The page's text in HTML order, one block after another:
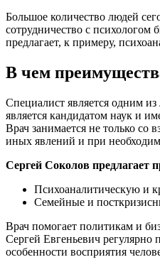
Большое количество людей
сотрудничество с психологом
предлагает, к примеру,
В чем
Специалист является одним
является кандидатом наук и
Врач занимается не только со
иных явлений и при
Сергей Соколов предлагает
Психоаналитическую и
Семейные и
Врач помогает политикам и
Сергей Евгеньевич регулярно
особенности восприятия